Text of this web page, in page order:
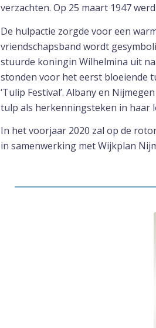
verzachten. Op 25 maart 1947
De hulpactie zorgde voor een
vriendschapsband wordt
stuurde koningin Wilhelmina uit
stonden voor het eerst bloeiende
‘Tulip Festival’. Albany en
tulp als herkenningsteken in haar
In het voorjaar 2020 zal op de
in samenwerking met Wijkplan